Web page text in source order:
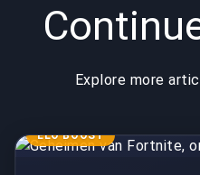
Explore more
ELO BOOST